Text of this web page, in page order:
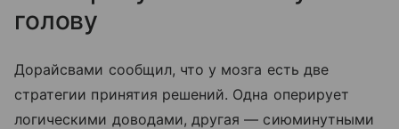
голову
Дорайсвами сообщил, что у мозга есть две
стратегии принятия решений. Одна оперирует
логическими доводами, другая — сиюминутными